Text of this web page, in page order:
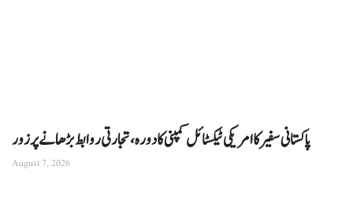
پاکستانی سفیر کا امریکی ٹیکسٹائل کمپنی کا دورہ، تجارتی روابط بڑھانے پر زور
August 7, 2026